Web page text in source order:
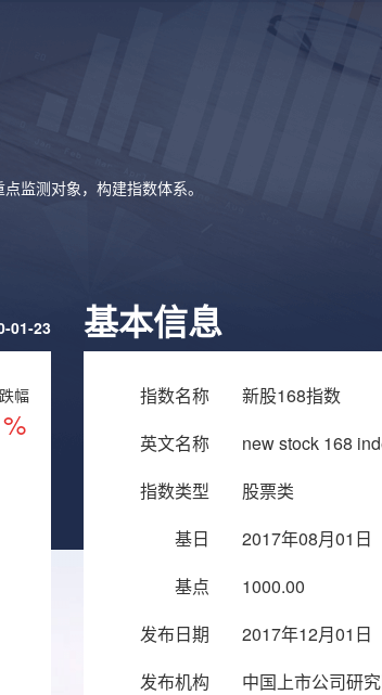
监测对象，构建指数体系。
01-23
幅
基本信息
指数名称
新股168指数
英文名称
new stock 168
指数类型
股票类
基日
2017年08月01日
基点
1000.00
发布日期
2017年12月01日
发布机构
中国上市公司研